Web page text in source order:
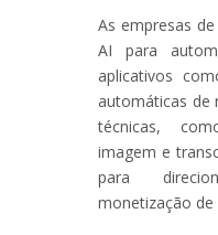
As empresas
AI para
aplicativos
automáticas de
técnicas,
imagem e
para
monetização de